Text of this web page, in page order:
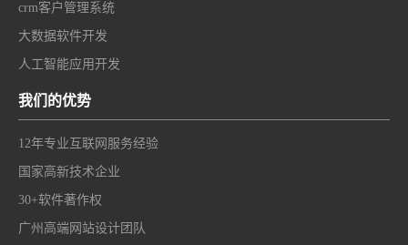
crm客户管理系统
大数据软件开发
人工智能应用开发
我们的优势
12年专业互联网服务经验
国家高新技术企业
30+软件著作权
广州高端网站设计团队